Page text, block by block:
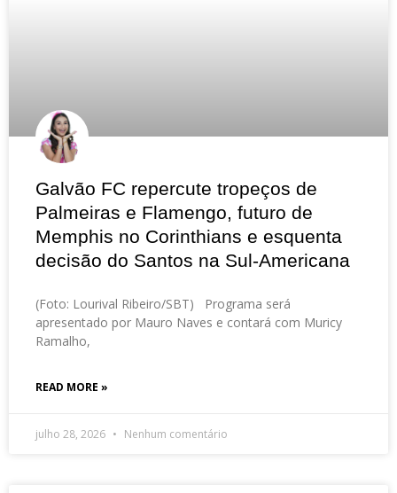
Galvão FC repercute tropeços de
Palmeiras e Flamengo, futuro de
Memphis no Corinthians e esquenta
decisão do Santos na Sul-Americana
(Foto: Lourival Ribeiro/SBT) Programa será
apresentado por Mauro Naves e contará com Muricy
Ramalho,
READ MORE »
julho 28, 2026 Nenhum comentário